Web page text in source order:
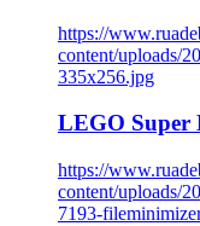
https://
content/uploads/
335x256.jpg
LEGO Super
https://
content/uploads/
7193-